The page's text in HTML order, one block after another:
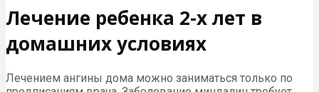
Лечение ребенка 2-х лет в
домашних условиях
Лечением ангины дома можно заниматься только по